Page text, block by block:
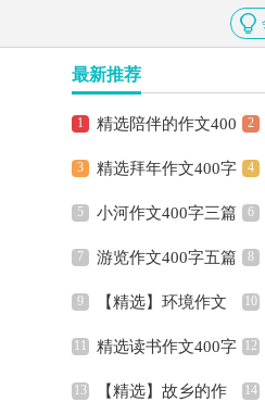
最新推荐
精选陪伴的作文400
字3篇精选拜年作文400字
3篇 文
小河作文400字三篇
游览作文400字五篇
字
【精选】环境作文
400字四篇 字
精选读书作文400字
汇编8篇【精选】故乡的作